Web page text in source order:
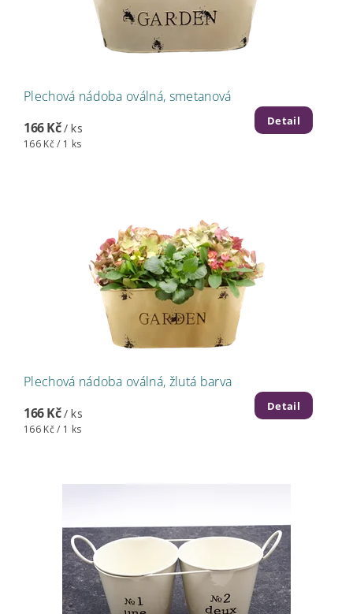
Plechová nádoba oválná, smetanová
166 Kč/ ks
166 Kč / 1 ks
Detail
Plechová nádoba oválná, žlutá barva
166 Kč/ ks
166 Kč / 1 ks
Detail